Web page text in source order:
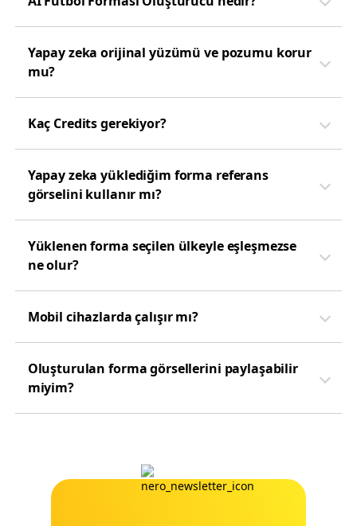
Yapay zeka orijinal yüzümü ve pozumu korur
mu?
Kaç Credits gerekiyor?
Yapay zeka yüklediğim forma referans
görselini kullanır mı?
Yüklenen forma seçilen ülkeyle eşleşmezse
ne olur?
Mobil cihazlarda çalışır mı?
Oluşturulan forma görsellerini paylaşabilir
miyim?